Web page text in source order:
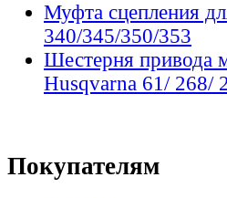
Муфта сцепления
340/345/350/353
Шестерня привода
Husqvarna 61/ 268/
Покупателям